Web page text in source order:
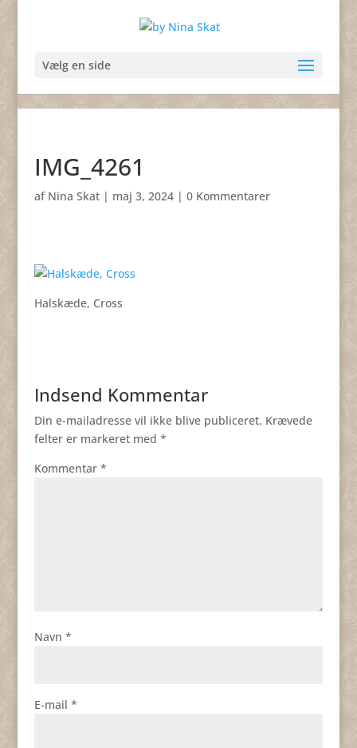
Vælg en side
IMG_4261
af Nina Skat| maj 3, 2024| 0 Kommentarer
Halskæde, Cross
Indsend Kommentar
Din e-mailadresse vil ikke blive publiceret. Krævede
felter er markeret med *
Kommentar *
Navn *
E-mail *